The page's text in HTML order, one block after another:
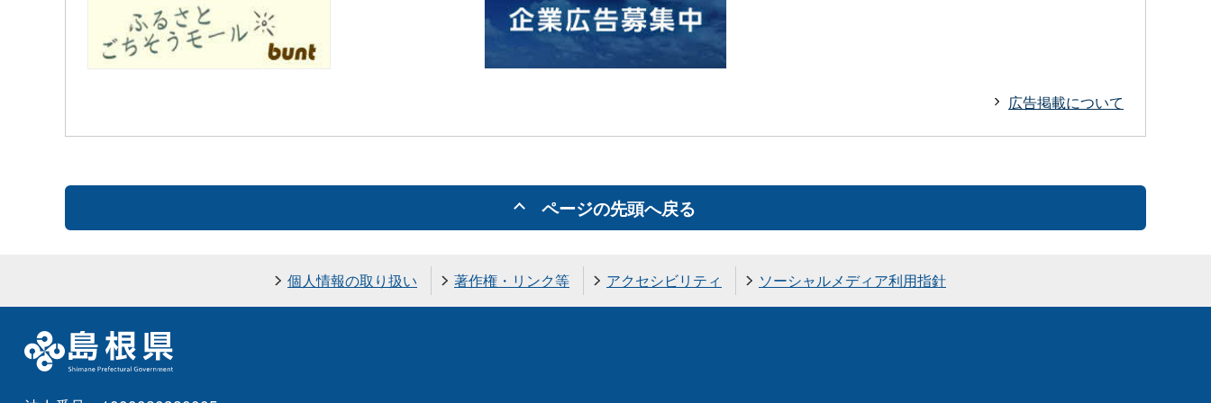
広告掲載について
ページの先頭へ戻る
個人情報の取り扱い 著作権・リンク等 アクセシビリティ ソーシャルメディア利用指針